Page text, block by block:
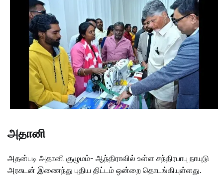
அதானி
அதன்படி அதானி குழுமம்- ஆந்திராவில் உள்ள சந்திரபாபு நாயுடு
அரசுடன் இணைந்து புதிய திட்டம் ஒன்றை தொடங்கியுள்ளது.